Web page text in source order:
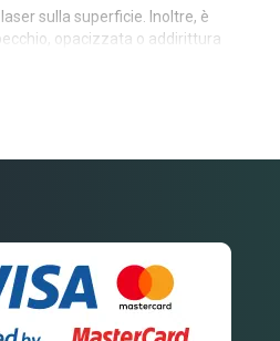
sulla superficie. Inoltre, è
opacizzata o addirittura
nello stesso acciaio
collo stretto. L'iscrizione su